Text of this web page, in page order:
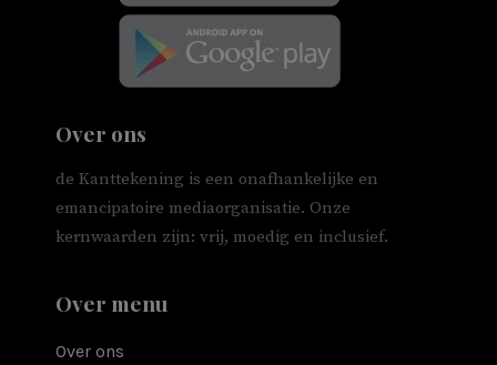
Over ons
de Kanttekening is een onafhankelijke en
emancipatoire mediaorganisatie. Onze
kernwaarden zijn: vrij, moedig en inclusief.
Over menu
Over ons